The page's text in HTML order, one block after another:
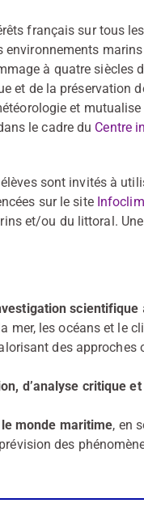
français sur tous
à quatre siècles
et de la préservation
et
le cadre du Centre
sont invités à
sur le site
et/ou du littoral.
scientifique
mer, les océans et le
des approches
d’analyse critique
monde maritime, en
des